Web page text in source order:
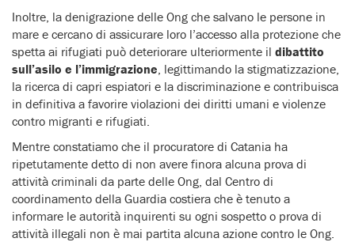
Inoltre, la denigrazione delle Ong che salvano le persone in
mare e cercano di assicurare loro l’accesso alla protezione che
spetta ai rifugiati può deteriorare ulteriormente il dibattito
sull’asilo e l’immigrazione , legittimando la stigmatizzazione,
la ricerca di capri espiatori e la discriminazione e contribuisca
in definitiva a favorire violazioni dei diritti umani e violenze
contro migranti e rifugiati.
Mentre constatiamo che il procuratore di Catania ha
ripetutamente detto di non avere finora alcuna prova di
attività criminali da parte delle Ong, dal Centro di
coordinamento della Guardia costiera che è tenuto a
informare le autorità inquirenti su ogni sospetto o prova di
attività illegali non è mai partita alcuna azione contro le Ong.